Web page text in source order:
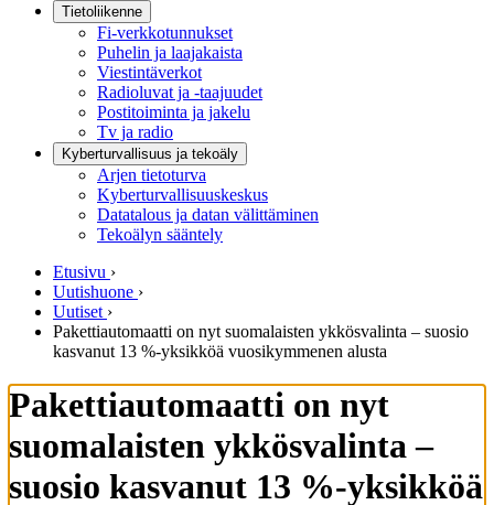
Tietoliikenne
Fi-verkkotunnukset
Puhelin ja laajakaista
Viestintäverkot
Radioluvat ja -taajuudet
Postitoiminta ja jakelu
Tv ja radio
Kyberturvallisuus ja tekoäly
Arjen tietoturva
Kyberturvallisuuskeskus
Datatalous ja datan välittäminen
Tekoälyn sääntely
Etusivu ›
Uutishuone ›
Uutiset ›
Pakettiautomaatti on nyt suomalaisten ykkösvalinta – suosio
kasvanut 13 %-yksikköä vuosikymmenen alusta
Pakettiautomaatti on nyt
suomalaisten ykkösvalinta –
suosio kasvanut 13 %-yksikköä